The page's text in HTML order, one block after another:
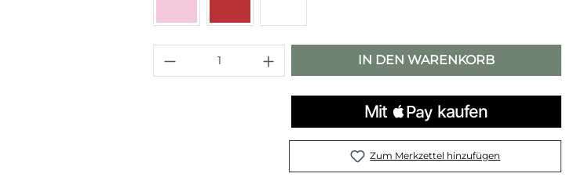
Produkt Anzahl: Gib den gewünschten
IN DEN WARENKORB
Zum Merkzettel hinzufügen